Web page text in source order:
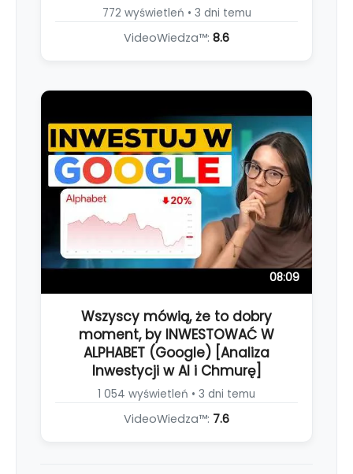
772 wyświetleń • 3 dni temu
VideoWiedza™: 8.6
08:09
Wszyscy mówią, że to dobry
moment, by INWESTOWAĆ W
ALPHABET (Google) [Analiza
Inwestycji w AI i Chmurę]
1 054 wyświetleń • 3 dni temu
VideoWiedza™: 7.6